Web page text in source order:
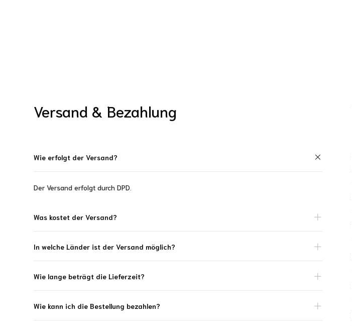
Versand & Bezahlung
Wie erfolgt der Versand?
Der Versand erfolgt durch DPD.
Was kostet der Versand?
In welche Länder ist der Versand möglich?
Wie lange beträgt die Lieferzeit?
Wie kann ich die Bestellung bezahlen?